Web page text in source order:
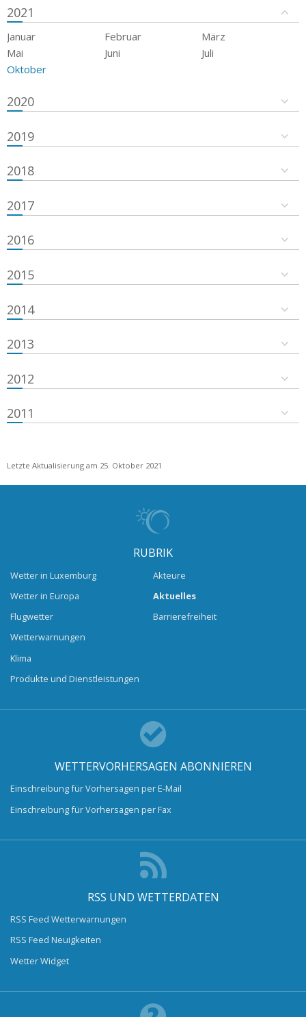
2021
Januar Februar
März
Mai
Juni
Juli
Oktober
2020
2019
2018
2017
2016
2015
2014
2013
2012
2011
Letzte Aktualisierung am 25. Oktober 2021
RUBRIK
Wetter in Luxemburg
Wetter in Europa
Flugwetter
Wetterwarnungen
Klima
Produkte und Dienstleistungen
Akteure
Aktuelles
Barrierefreiheit
WETTERVORHERSAGEN ABONNIEREN
Einschreibung für Vorhersagen per E-Mail
Einschreibung für Vorhersagen per Fax
RSS UND WETTERDATEN
RSS Feed Wetterwarnungen
RSS Feed Neuigkeiten
Wetter Widget